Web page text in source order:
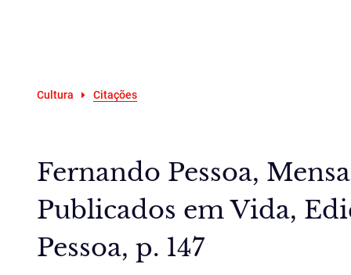
Cultura Citações
Fernando Pessoa,
Publicados em Vida,
Pessoa, p. 147